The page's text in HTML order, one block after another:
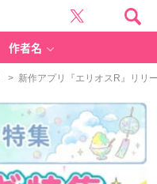
作者名
> 新作アプリ『エリオスR』リリ